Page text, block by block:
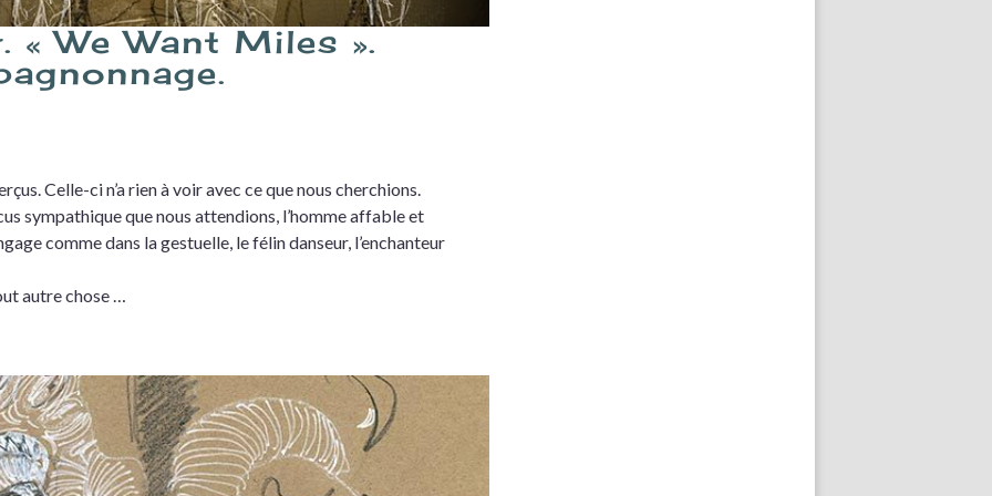
We Want Miles ».
Celle-ci n’a rien à voir avec ce que nous cherchions.
sympathique que nous attendions, l’homme affable et
comme dans la gestuelle, le félin danseur, l’enchanteur
autre chose …